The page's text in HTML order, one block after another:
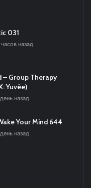
031
назад
– Group Therapy
Yuvèe)
назад
Your Mind 644
назад